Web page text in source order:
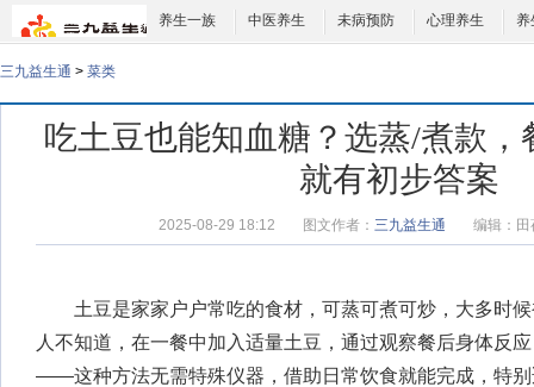
养生一族 中医养生 未病预防 心理养生 养
三九益生通 > 菜类
吃土豆也能知血糖？选蒸/煮款，
就有初步答案
2025-08-29 18:12 图文作者： 三九益生通 编辑：
土豆是家家户户常吃的食材，可蒸可煮可炒，大多时候
人不知道，在一餐中加入适量土豆，通过观察餐后身体反
——这种方法无需特殊仪器，借助日常饮食就能完成，特